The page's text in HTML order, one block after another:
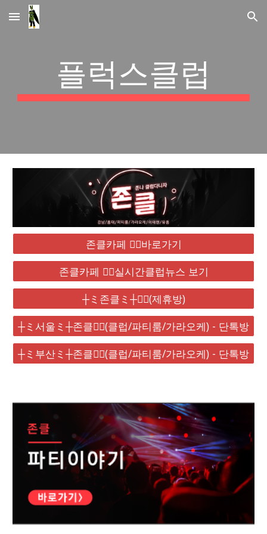
Skip to main content Skip to navigation
플럭스클럽
존클카페 ❤️‍🔥바로가기
존클카페 ❤️‍🔥실시간클럽뉴스 보기
┼ミ존클ミ┼❤️‍🔥(제휴방)
┼ミ서울ミ┼존클❤️‍🔥(클럽/파티룸/가라오케) - 단톡방
┼ミ부산ミ┼존클❤️‍🔥(클럽/파티룸/가라오케) - 단톡방